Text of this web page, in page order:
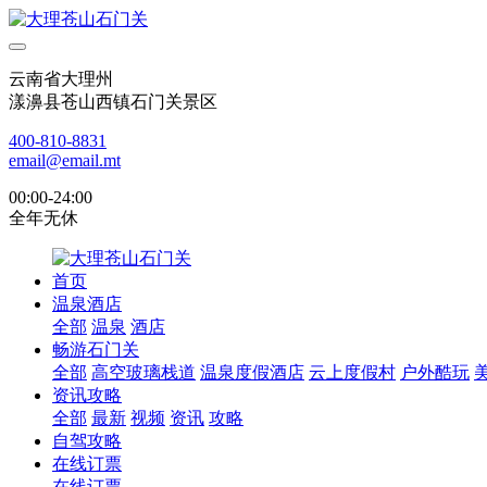
云南省大理州
漾濞县苍山西镇石门关景区
400-810-8831
email@email.mt
00:00-24:00
全年无休
首页
温泉酒店
全部 温泉 酒店
畅游石门关
全部 高空玻璃栈道 温泉度假酒店 云上度假村 户外酷玩
资讯攻略
全部 最新 视频 资讯 攻略
自驾攻略
在线订票